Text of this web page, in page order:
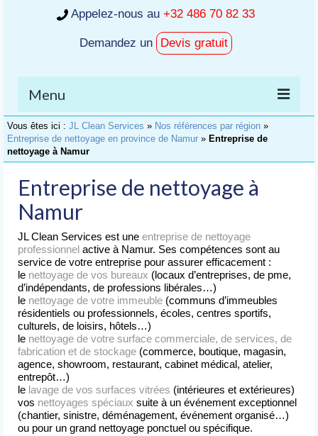
Appelez-nous au +32 486 70 82 33
Demandez un Devis gratuit
Menu
Accueil
Nettoyage
Nettoyage
d’Immeubles
Nettoyage
de Commerces
Lavage
de Vitres
Nettoyages
spéciaux
Nettoyage après chantier
Nettoyage après sinistre
Nettoyage après déménagement
Vous êtes ici : JL Clean Services » Nos références par région »
Entreprise de nettoyage en province de Namur » Entreprise de
nettoyage à Namur
Entreprise de nettoyage à
Namur
JL Clean Services est une entreprise de nettoyage
professionnel active à Namur. Ses compétences sont au
service de votre entreprise pour assurer efficacement :
le nettoyage de vos bureaux (locaux d’entreprises, de pme,
d’indépendants, de professions libérales…)
le nettoyage de votre immeuble (communs d’immeubles
résidentiels ou professionnels, écoles, centres sportifs,
culturels, de loisirs, hôtels…)
le nettoyage de votre surface commerciale, de services, de
fabrication et de stockage (commerce, boutique, magasin,
agence, showroom, restaurant, cabinet médical, atelier,
entrepôt…)
le lavage de vos surfaces vitrées (intérieures et extérieures)
vos nettoyages spéciaux suite à un événement exceptionnel
(chantier, sinistre, déménagement, événement organisé…)
ou pour un grand nettoyage ponctuel ou spécifique.